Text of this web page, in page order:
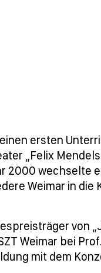
ersten
„Felix
2000 wechselte
Weimar in die
von
Weimar bei
mit dem